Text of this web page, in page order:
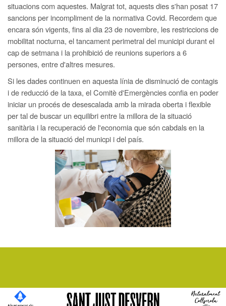
situacions com aquestes. Malgrat tot, aquests dies s'han posat 17
sancions per incompliment de la normativa Covid. Recordem que
encara són vigents, fins al dia 23 de novembre, les restriccions de
mobilitat nocturna, el tancament perimetral del municipi durant el
cap de setmana i la prohibició de reunions superiors a 6
persones, entre d'altres mesures.
Si les dades continuen en aquesta línia de disminució de contagis
i de reducció de la taxa, el Comitè d'Emergències confia en poder
iniciar un procés de desescalada amb la mirada oberta i flexible
per tal de buscar un equilibri entre la millora de la situació
sanitària i la recuperació de l'economia que són cabdals en la
millora de la situació del municpi i del país.